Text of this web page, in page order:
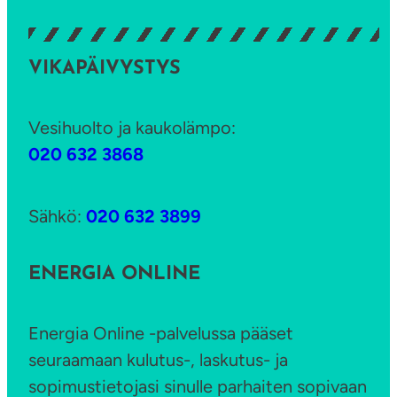
VIKAPÄIVYSTYS
Vesihuolto ja kaukolämpo:
020 632 3868
Sähkö: 020 632 3899
ENERGIA ONLINE
Energia Online -palvelussa pääset
seuraamaan kulutus-, laskutus- ja
sopimustietojasi sinulle parhaiten sopivaan